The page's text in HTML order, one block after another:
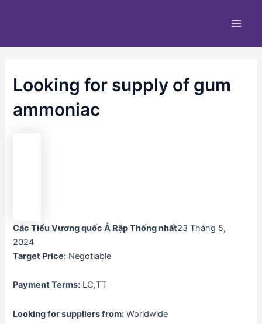
dung
Looking for supply of gum
ammoniac
Các Tiểu Vương quốc Ả Rập Thống nhất23 Tháng 5,
2024
Target Price: Negotiable
Payment Terms: LC,TT
Looking for suppliers from: Worldwide